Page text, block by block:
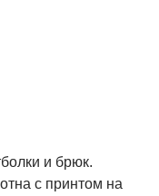
и брюк.
с принтом на